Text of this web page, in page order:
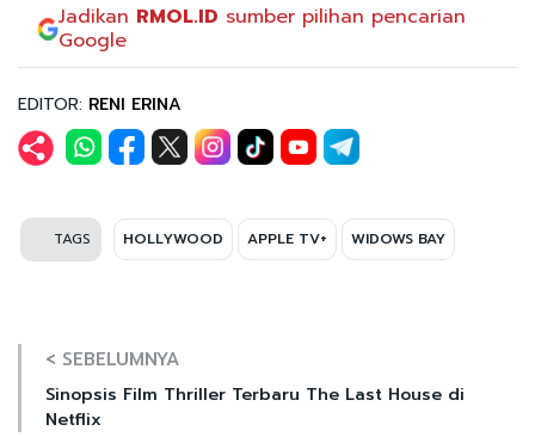
Jadikan RMOL.ID sumber pilihan pencarian
Google
EDITOR: RENI ERINA
TAGS HOLLYWOOD APPLE TV+ WIDOWS BAY
< SEBELUMNYA
Sinopsis Film Thriller Terbaru The Last House di
Netflix